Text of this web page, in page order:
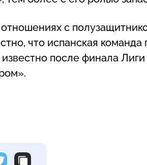
с
что испанская
известно после финала